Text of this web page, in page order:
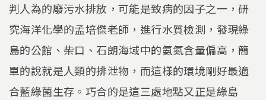
判人為的廢污水排放，可能是致病的因子之一，研
究海洋化學的孟培傑老師，進行水質檢測，發現綠
島的公館、柴口、石朗海域中的氨氮含量偏高，簡
單的說就是人類的排泄物，而這樣的環境剛好最適
合藍綠菌生存。巧合的是這三處地點又正是綠島